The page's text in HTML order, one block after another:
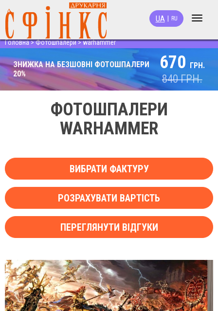
Toggle
UA RU
Головна>Фотошпалери>warhammer
ЗНИЖКА НА БЕЗШОВНІ ФОТОШПАЛЕРИ
20%
670 ГРН.
840ГРН.
ФОТОШПАЛЕРИ
WARHAMMER
ВИБРАТИ ФАКТУРУ
РОЗРАХУВАТИ ВАРТІСТЬ
ПЕРЕГЛЯНУТИ ВІДГУКИ